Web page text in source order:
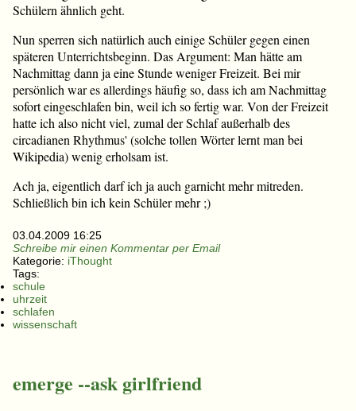
Schülern ähnlich geht.
Nun sperren sich natürlich auch einige Schüler gegen einen
späteren Unterrichtsbeginn. Das Argument: Man hätte am
Nachmittag dann ja eine Stunde weniger Freizeit. Bei mir
persönlich war es allerdings häufig so, dass ich am Nachmittag
sofort eingeschlafen bin, weil ich so fertig war. Von der Freizeit
hatte ich also nicht viel, zumal der Schlaf außerhalb des
circadianen Rhythmus' (solche tollen Wörter lernt man bei
Wikipedia) wenig erholsam ist.
Ach ja, eigentlich darf ich ja auch garnicht mehr mitreden.
Schließlich bin ich kein Schüler mehr ;)
03.04.2009 16:25
Schreibe mir einen Kommentar per Email
Kategorie: iThought
Tags:
schule
uhrzeit
schlafen
wissenschaft
emerge --ask girlfriend